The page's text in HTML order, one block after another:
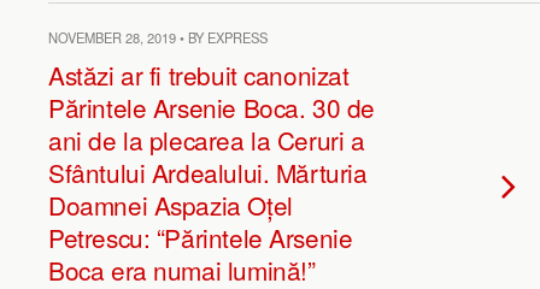
NOVEMBER 28, 2019 • BY EXPRESS
Astăzi ar fi trebuit canonizat
Părintele Arsenie Boca. 30 de
ani de la plecarea la Ceruri a
Sfântului Ardealului. Mărturia
Doamnei Aspazia Oțel
Petrescu: “Părintele Arsenie
Boca era numai lumină!”